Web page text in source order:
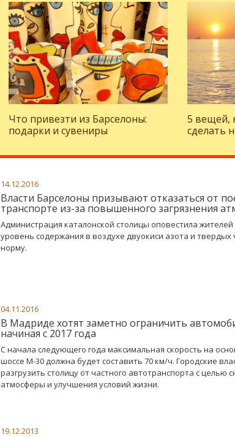
Что привезти из Барселоны:
подарки и сувениры
5 вещей,
сделать
14.12.2016
Власти Барселоны призывают отказаться от
транспорте из-за повышенного загрязнения
Администрация каталонской столицы оповестила жителей
уровень содержания в воздухе двуокиси азота и твердых
норму.
04.11.2016
В Мадриде хотят заметно ограничить
начиная с 2017 года
С начала следующего года максимальная скорость на
шоссе М-30 должна будет составить 70 км/ч. Городские
разгрузить столицу от частного автотранспорта с целью
атмосферы и улучшения условий жизни.
19.12.2013